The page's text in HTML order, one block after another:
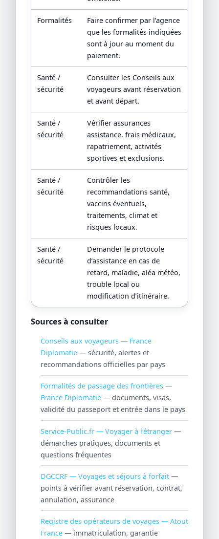
Formalités
Faire confirmer par l’agence
que les formalités indiquées
sont à jour au moment du
paiement.
Santé /
sécurité
Consulter les Conseils aux
voyageurs avant réservation
et avant départ.
Santé /
sécurité
Vérifier assurances
assistance, frais médicaux,
rapatriement, activités
sportives et exclusions.
Santé /
sécurité
Contrôler les
recommandations santé,
vaccins éventuels,
traitements, climat et
risques locaux.
Santé /
sécurité
Demander le protocole
d’assistance en cas de
retard, maladie, aléa météo,
trouble local ou
modification d’itinéraire.
Sources à consulter
Conseils aux voyageurs — France
Diplomatie — sécurité, alertes et
recommandations officielles par pays
Formalités de passage des frontières —
France Diplomatie — documents, visas,
validité du passeport et entrée dans le pays
Service-Public.fr — Voyager à l’étranger —
démarches pratiques, documents et
questions fréquentes
DGCCRF — Voyages et séjours à forfait —
points à vérifier avant réservation, contrat,
annulation, assurance
Registre des opérateurs de voyages — Atout
France — immatriculation, garantie